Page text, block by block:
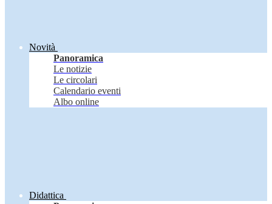
Novità
Panoramica
Le notizie
Le circolari
Calendario eventi
Albo online
Didattica